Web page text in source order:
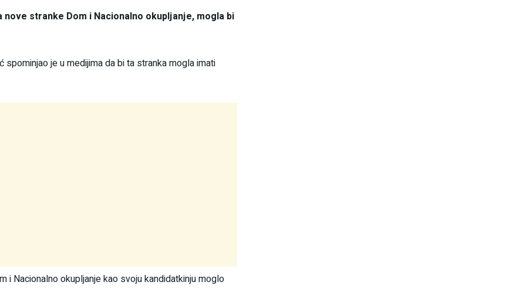
stranke Dom i Nacionalno okupljanje, mogla bi
je u medijima da bi ta stranka mogla imati
i Nacionalno okupljanje kao svoju kandidatkinju moglo